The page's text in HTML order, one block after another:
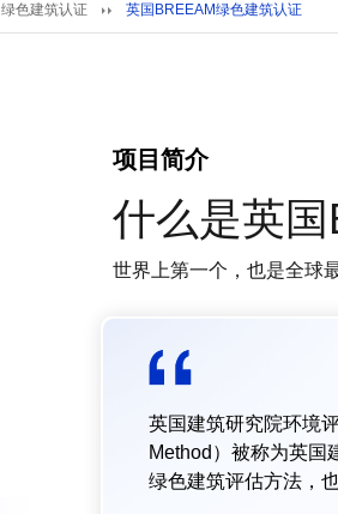
绿色建筑认证 英国BREEAM绿色建筑认证
项目简介
什么是英
世界上第一个，也是全球
英国建筑研究院环境
Method）被称为英国
绿色建筑评估方法，